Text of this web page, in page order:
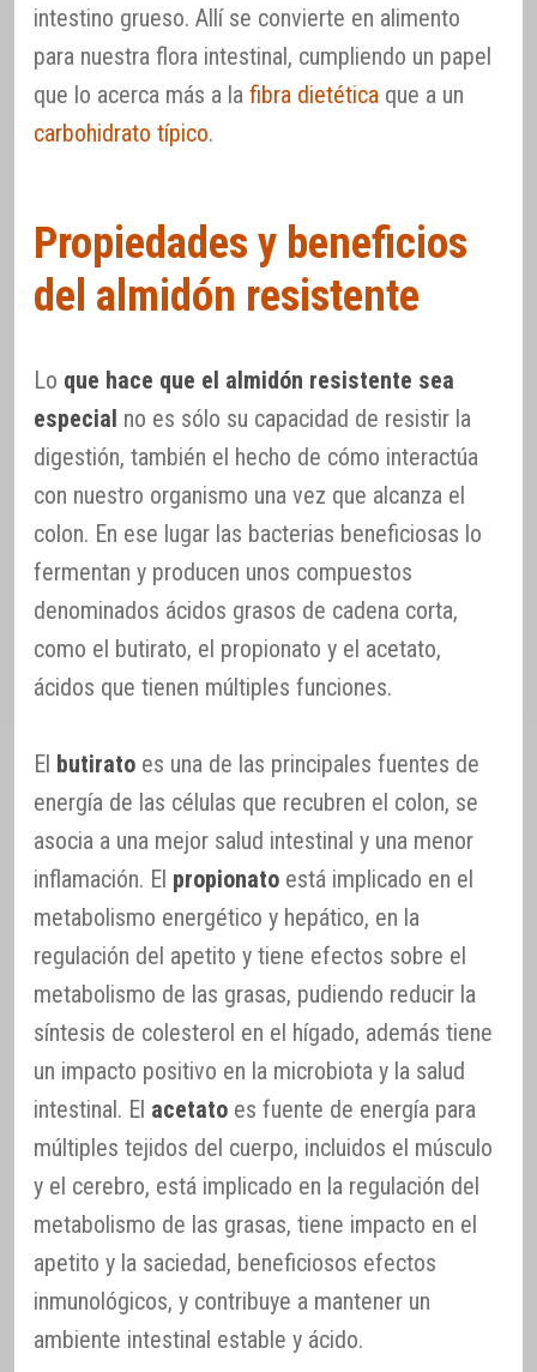
intestino grueso. Allí se convierte en alimento
para nuestra flora intestinal, cumpliendo un papel
que lo acerca más a la fibra dietética que a un
carbohidrato típico.
Propiedades y beneficios
del almidón resistente
Lo que hace que el almidón resistente sea
especial no es sólo su capacidad de resistir la
digestión, también el hecho de cómo interactúa
con nuestro organismo una vez que alcanza el
colon. En ese lugar las bacterias beneficiosas lo
fermentan y producen unos compuestos
denominados ácidos grasos de cadena corta,
como el butirato, el propionato y el acetato,
ácidos que tienen múltiples funciones.
El butirato es una de las principales fuentes de
energía de las células que recubren el colon, se
asocia a una mejor salud intestinal y una menor
inflamación. El propionato está implicado en el
metabolismo energético y hepático, en la
regulación del apetito y tiene efectos sobre el
metabolismo de las grasas, pudiendo reducir la
síntesis de colesterol en el hígado, además tiene
un impacto positivo en la microbiota y la salud
intestinal. El acetato es fuente de energía para
múltiples tejidos del cuerpo, incluidos el músculo
y el cerebro, está implicado en la regulación del
metabolismo de las grasas, tiene impacto en el
apetito y la saciedad, beneficiosos efectos
inmunológicos, y contribuye a mantener un
ambiente intestinal estable y ácido.